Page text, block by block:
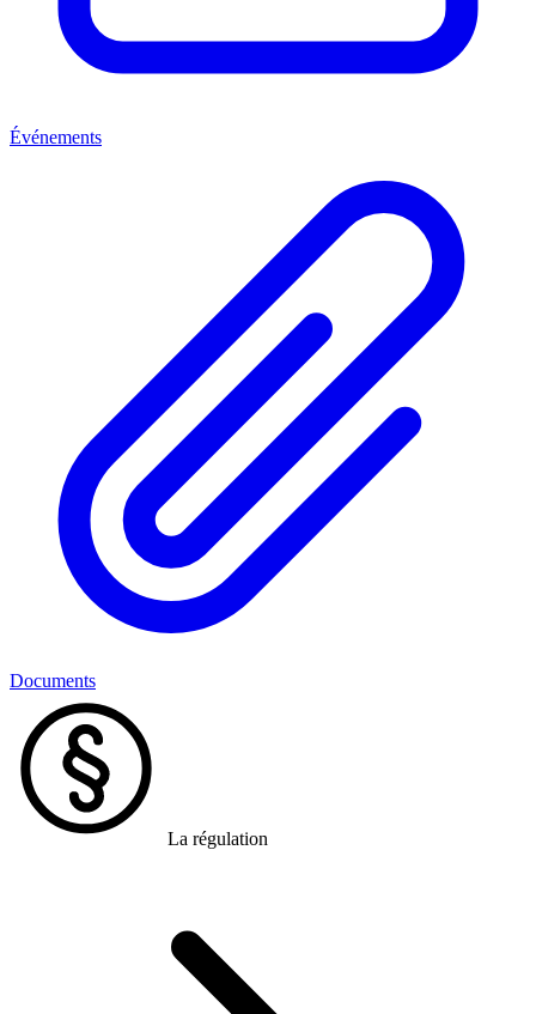
Événements
Documents
La régulation